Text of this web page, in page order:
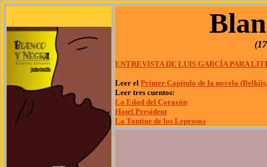
ENTREVISTA DE LUIS GARCÍA PARA
Leer el Primer Capítulo de la novela
Leer tres cuentos:
La Edad del Corazón
Hotel President
La Tontine de los Leprosos